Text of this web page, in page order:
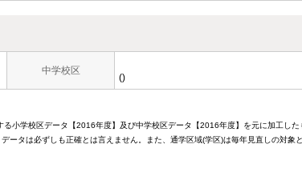
中学校区
()
小学校区データ【2016年度】及び中学校区データ【2016年度】を元に加工し
タは必ずしも正確とは言えません。また、通学区域(学区)は毎年見直しの対象